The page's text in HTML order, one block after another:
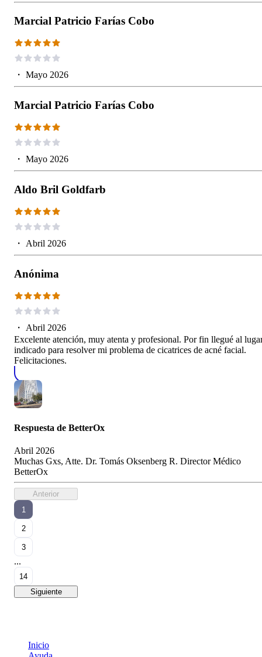
Marcial Patricio Farías Cobo
・ Mayo 2026
Marcial Patricio Farías Cobo
・ Mayo 2026
Aldo Bril Goldfarb
・ Abril 2026
Anónima
・ Abril 2026
Excelente atención, muy atenta y profesional. Por fin llegué al
indicado para resolver mi problema de cicatrices de acné facial.
Felicitaciones.
Respuesta de BetterOx
Abril 2026
Muchas Gxs, Atte. Dr. Tomás Oksenberg R. Director Médico
BetterOx
Anterior
1
2
3
...
14
Siguiente
Inicio